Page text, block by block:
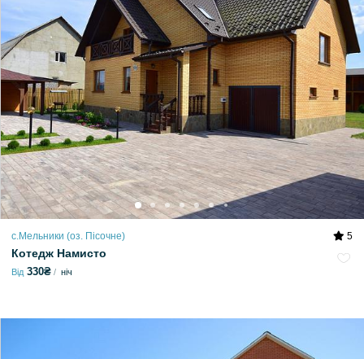
с.Мельники (оз. Пісочне) 5
Котедж Намисто
Від 330₴ ніч